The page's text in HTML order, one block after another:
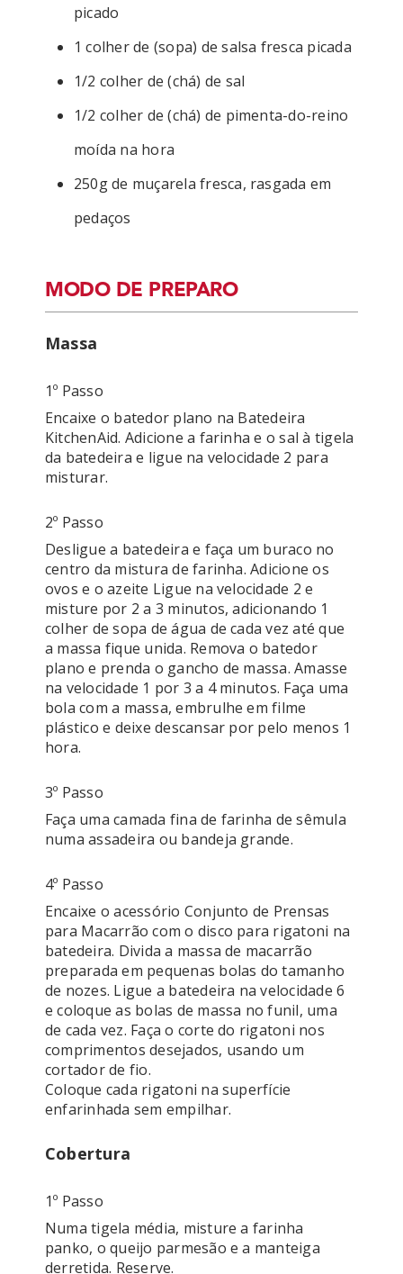
picado
1 colher de (sopa) de salsa fresca picada
1/2 colher de (chá) de sal
1/2 colher de (chá) de pimenta-do-reino
moída na hora
250g de muçarela fresca, rasgada em
pedaços
MODO DE PREPARO
Massa
1º Passo
Encaixe o batedor plano na Batedeira
KitchenAid. Adicione a farinha e o sal à tigela
da batedeira e ligue na velocidade 2 para
2º Passo
Desligue a batedeira e faça um buraco no
centro da mistura de farinha. Adicione os
ovos e o azeite Ligue na velocidade 2 e
misture por 2 a 3 minutos, adicionando 1
colher de sopa de água de cada vez até que
a massa fique unida. Remova o batedor
plano e prenda o gancho de massa. Amasse
na velocidade 1 por 3 a 4 minutos. Faça uma
bola com a massa, embrulhe em filme
plástico e deixe descansar por pelo menos 1
3º Passo
Faça uma camada fina de farinha de sêmula
numa assadeira ou bandeja grande.
4º Passo
Encaixe o acessório Conjunto de Prensas
para Macarrão com o disco para rigatoni na
batedeira. Divida a massa de macarrão
preparada em pequenas bolas do tamanho
de nozes. Ligue a batedeira na velocidade 6
e coloque as bolas de massa no funil, uma
de cada vez. Faça o corte do rigatoni nos
comprimentos desejados, usando um
cortador de fio.
Coloque cada rigatoni na superfície
Cobertura
1º Passo
Numa tigela média, misture a farinha
panko, o queijo parmesão e a manteiga
derretida. Reserve.